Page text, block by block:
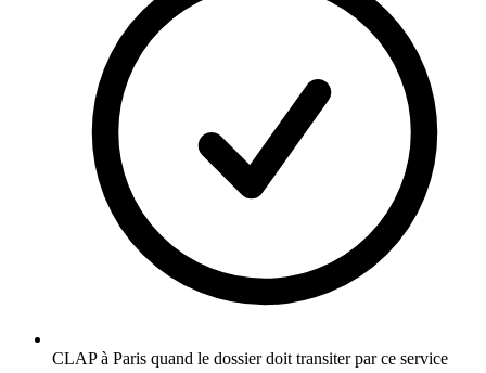
CLAP à Paris quand le dossier doit transiter par ce service